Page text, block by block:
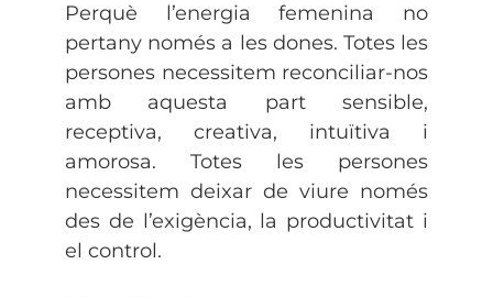
Perquè l’energia femenina no
pertany només a les dones. Totes les
persones necessitem reconciliar-nos
amb aquesta part sensible,
receptiva, creativa, intuïtiva i
amorosa. Totes les persones
necessitem deixar de viure només
des de l’exigència, la productivitat i
el control.